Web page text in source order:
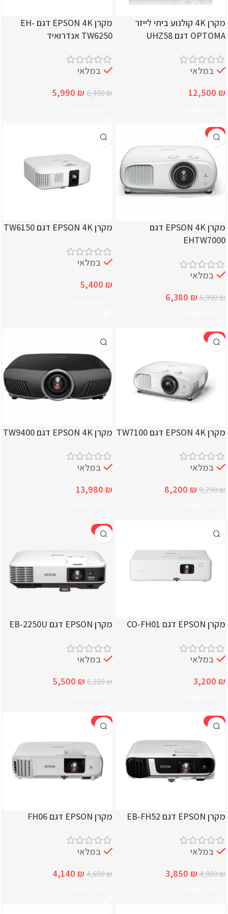
מקרן 4K קולנוע ביתי לייזר
OPTOMA דגם UHZ58
במלאי
12,500 ₪
מקרן EPSON 4K דגם EH-
TW6250 אנדרואיד
במלאי
6,490₪
5,990 ₪
-9%
מקרן EPSON 4K דגם
EHTW7000
במלאי
6,990₪
6,380 ₪
מקרן EPSON 4K דגם TW6150
במלאי
5,400 ₪
-12%
מקרן EPSON 4K דגם TW7100
במלאי
9,290₪
8,200 ₪
מקרן EPSON 4K דגם TW9400
במלאי
13,980 ₪
מקרן EPSON דגם CO-FH01
במלאי
3,200 ₪
-10%
מקרן EPSON דגם EB-2250U
במלאי
6,100₪
5,500 ₪
-21%
מקרן EPSON דגם EB-FH52
במלאי
4,900₪
3,850 ₪
-10%
מקרן EPSON דגם FH06
במלאי
4,600₪
4,140 ₪